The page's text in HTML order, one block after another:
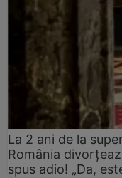
La 2 ani de la
România
spus adio! „Da,